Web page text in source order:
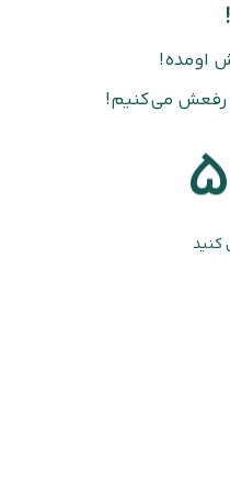
اومده!
رفعش می‌کنیم!
کنید